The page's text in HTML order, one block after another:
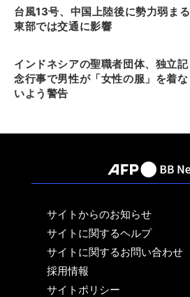
台風13号、中国上陸後に勢力弱まる
東部では交通に影響
インドネシアの聖職者団体、独立記
念行事で男性が「女性の服」を着な
いよう警告
サイトからのお知らせ
サイトに関するヘルプ
サイトに関するお問い合わせ
採用情報
サイトポリシー